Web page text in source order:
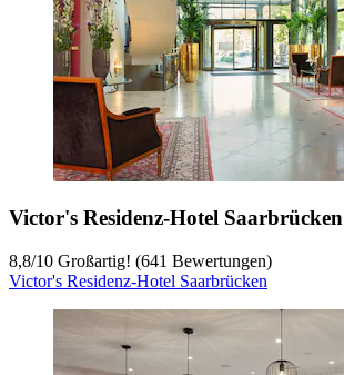
Victor's Residenz-Hotel Saarbrücken
8,8/10 Großartig! (641 Bewertungen)
Victor's Residenz-Hotel Saarbrücken